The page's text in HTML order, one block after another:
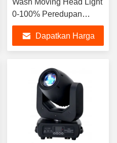
Wash Moving Head Light
0-100% Peredupan
Linear
Dapatkan Harga